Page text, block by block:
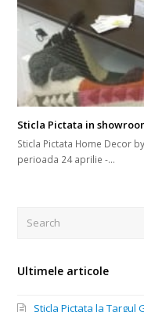
Sticla Pictata in
Sticla Pictata Home Decor
perioada 24 aprilie -…
Ultimele articole
Sticla Pictata la Targul